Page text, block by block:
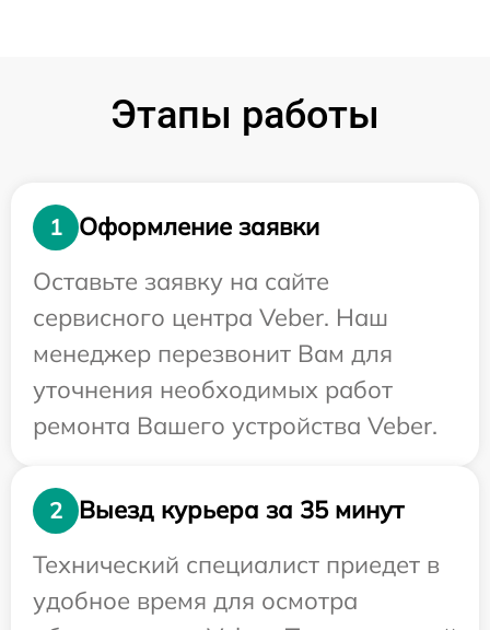
Этапы работы
1
Оформление заявки
Оставьте заявку на сайте
сервисного центра Veber. Наш
менеджер перезвонит Вам для
уточнения необходимых работ
ремонта Вашего устройства Veber.
2
Выезд курьера за 35 минут
Технический специалист приедет в
удобное время для осмотра